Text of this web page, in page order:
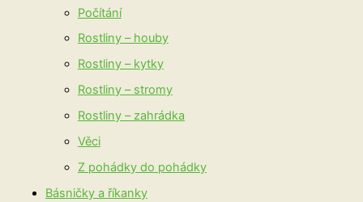
Počítání
Rostliny – houby
Rostliny – kytky
Rostliny – stromy
Rostliny – zahrádka
Věci
Z pohádky do pohádky
Básničky a říkanky